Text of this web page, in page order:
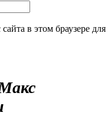
в этом браузере для